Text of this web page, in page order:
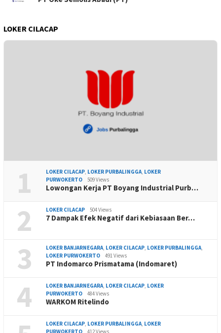
LOKER CILACAP
1 LOKER CILACAP, LOKER PURBALINGGA, LOKER
PURWOKERTO
509 Views
Lowongan Kerja PT Boyang Industrial Purb…
2 LOKER CILACAP 504 Views
7 Dampak Efek Negatif dari Kebiasaan Ber…
3 LOKER BANJARNEGARA, LOKER CILACAP, LOKER PURBALINGGA,
LOKER PURWOKERTO
491 Views
PT Indomarco Prismatama (Indomaret)
4 LOKER BANJARNEGARA, LOKER CILACAP, LOKER
PURWOKERTO
484 Views
WARKOM Ritelindo
LOKER CILACAP, LOKER PURBALINGGA, LOKER